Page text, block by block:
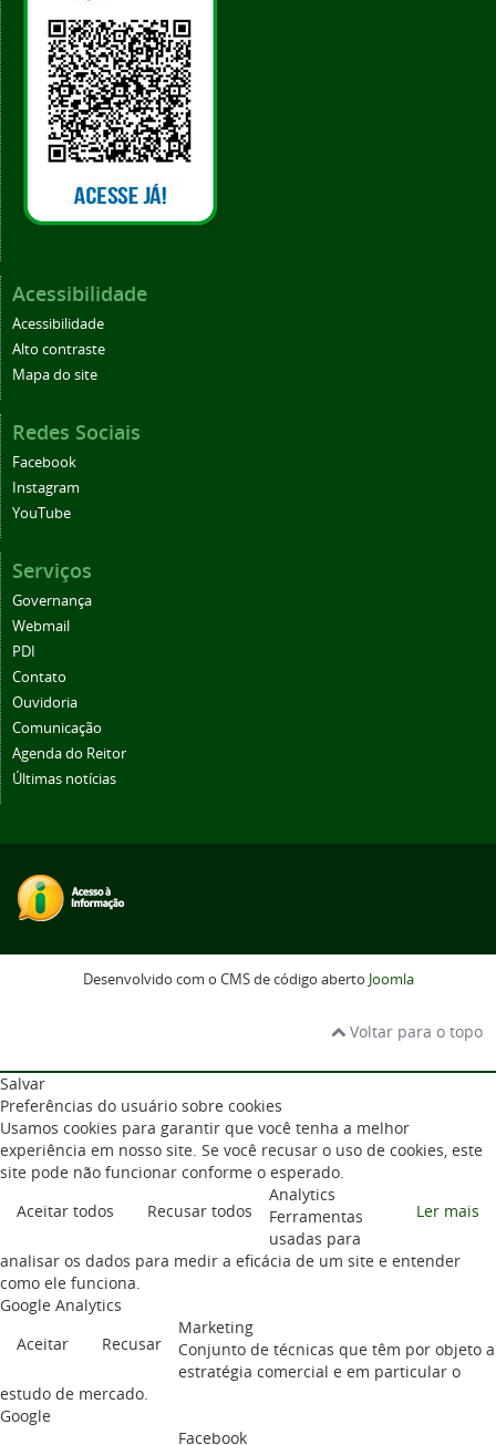
Acessibilidade
Acessibilidade
Alto contraste
Mapa do site
Redes Sociais
Facebook
Instagram
YouTube
Serviços
Governança
Webmail
PDI
Contato
Ouvidoria
Comunicação
Agenda do Reitor
Últimas notícias
Desenvolvido com o CMS de código aberto Joomla
Voltar para o topo
Salvar
Preferências do usuário sobre cookies
Usamos cookies para garantir que você tenha a melhor
experiência em nosso site. Se você recusar o uso de cookies, este
site pode não funcionar conforme o esperado.
Aceitar todos
Recusar todos Ler mais
Analytics
Ferramentas
usadas para
analisar os dados para medir a eficácia de um site e entender
como ele funciona.
Google Analytics
Aceitar
Recusar
Marketing
Conjunto de técnicas que têm por objeto a
estratégia comercial e em particular o
estudo de mercado.
Google
Facebook